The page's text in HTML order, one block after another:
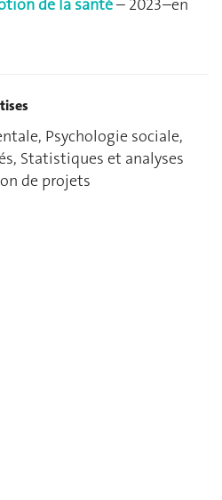
de la santé– 2023–en
Psychologie sociale,
Statistiques et analyses
de projets